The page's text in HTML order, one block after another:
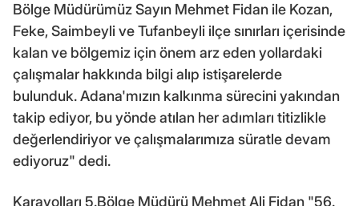
Bölge Müdürümüz Sayın Mehmet Fidan ile Kozan,
Feke, Saimbeyli ve Tufanbeyli ilçe sınırları içerisinde
kalan ve bölgemiz için önem arz eden yollardaki
çalışmalar hakkında bilgi alıp istişarelerde
bulunduk. Adana'mızın kalkınma sürecini yakından
takip ediyor, bu yönde atılan her adımları titizlikle
değerlendiriyor ve çalışmalarımıza süratle devam
ediyoruz" dedi.
Karayolları 5.Bölge Müdürü Mehmet Ali Fidan "56.